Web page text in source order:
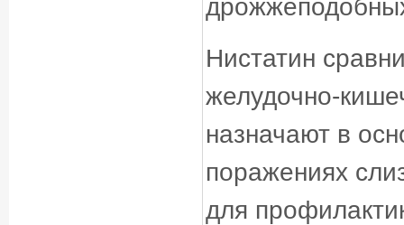
Нистатин
желудочно-
назначают в
поражениях
для